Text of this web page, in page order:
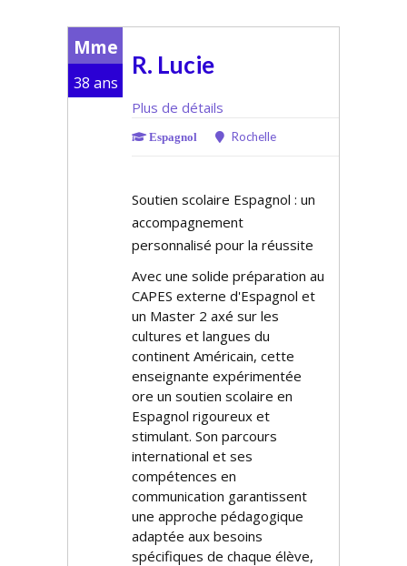
Mme
38 ans
R. Lucie
Plus de détails
Espagnol Rochelle
Soutien scolaire Espagnol : un
accompagnement
personnalisé pour la réussite
Avec une solide préparation au
CAPES externe d'Espagnol et
un Master 2 axé sur les
cultures et langues du
continent Américain, cette
enseignante expérimentée
offre un soutien scolaire en
Espagnol rigoureux et
stimulant. Son parcours
international et ses
compétences en
communication garantissent
une approche pédagogique
adaptée aux besoins
spécifiques de chaque élève,